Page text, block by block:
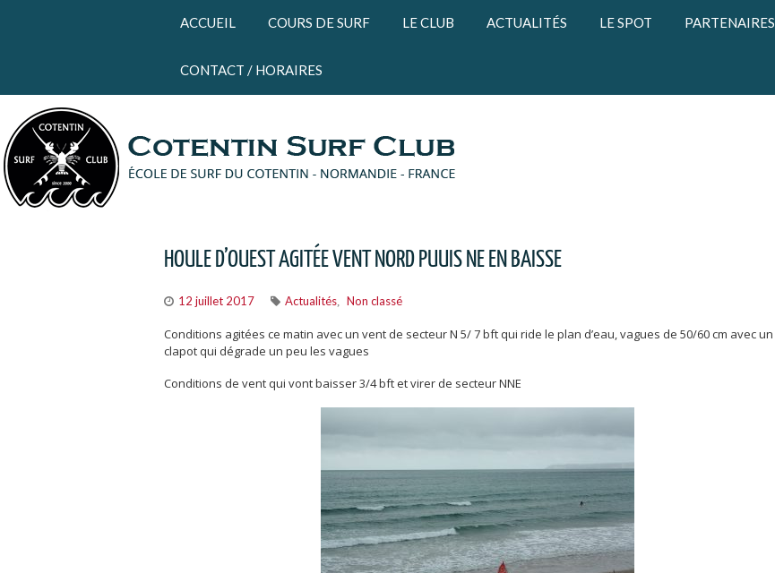
ACCUEIL COURS DE SURF LE CLUB ACTUALITÉS LE SPOT PARTENAIRES
CONTACT / HORAIRES
HOULE D’OUEST AGITÉE VENT NORD PUUIS NE EN BAISSE
12 juillet 2017 Actualités Non classé
Conditions agitées ce matin avec un vent de secteur N 5/ 7 bft qui ride le plan d’eau, vagues de 50/60 cm avec un
clapot qui dégrade un peu les vagues
Conditions de vent qui vont baisser 3/4 bft et virer de secteur NNE